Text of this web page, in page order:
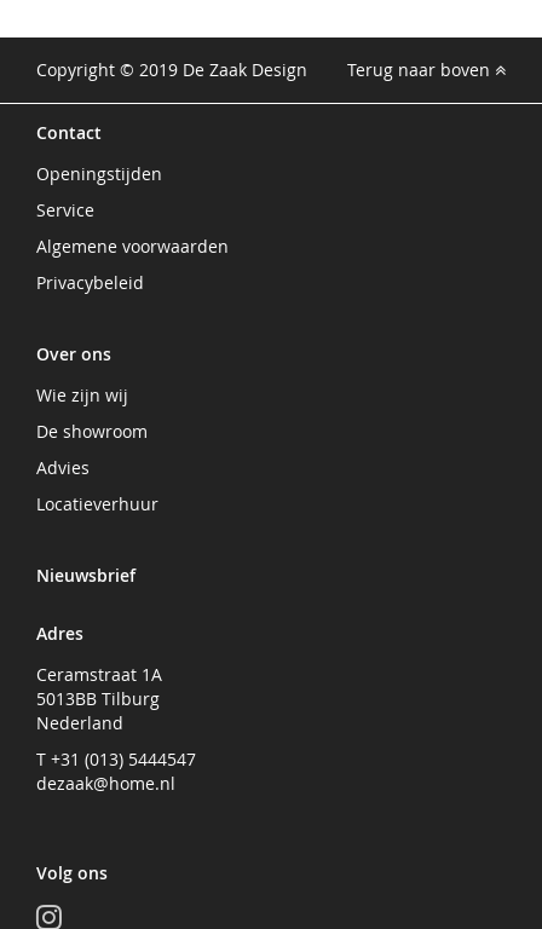
Copyright © 2019 De Zaak Design Terug naar boven
Contact
Openingstijden
Service
Algemene voorwaarden
Privacybeleid
Over ons
Wie zijn wij
De showroom
Advies
Locatieverhuur
Nieuwsbrief
Adres
Ceramstraat 1A
5013BB Tilburg
Nederland
T +31 (013) 5444547
dezaak@home.nl
Volg ons